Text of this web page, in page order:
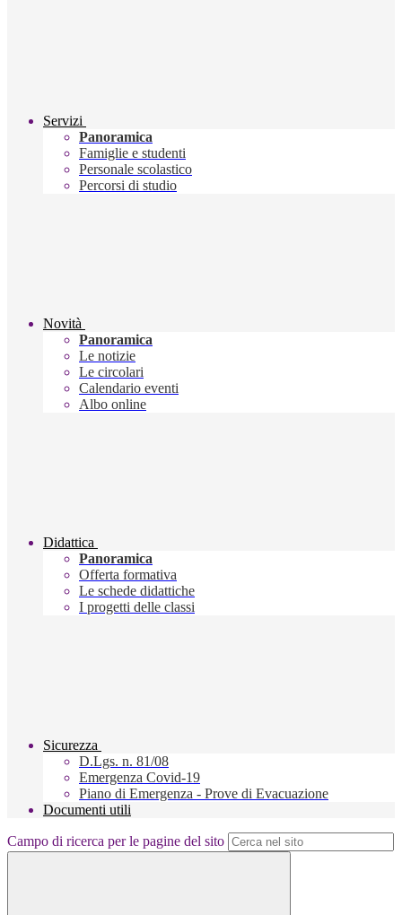
Servizi
Panoramica
Famiglie e studenti
Personale scolastico
Percorsi di studio
Novità
Panoramica
Le notizie
Le circolari
Calendario eventi
Albo online
Didattica
Panoramica
Offerta formativa
Le schede didattiche
I progetti delle classi
Sicurezza
D.Lgs. n. 81/08
Emergenza Covid-19
Piano di Emergenza - Prove di Evacuazione
Documenti utili
Campo di ricerca per le pagine del sito